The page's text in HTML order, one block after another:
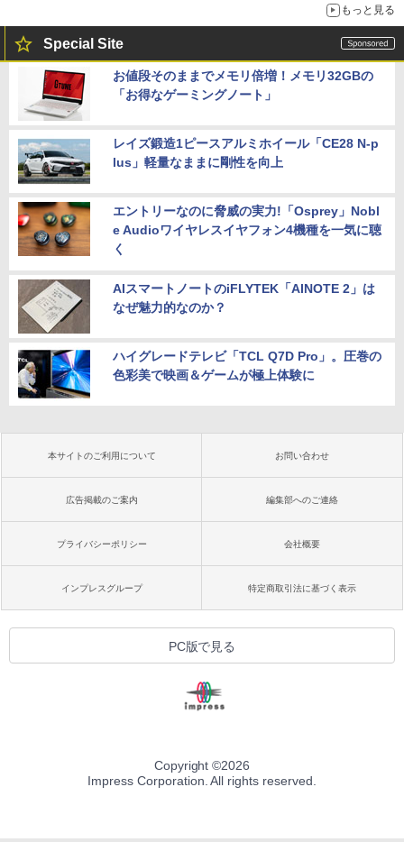
もっと見る
Special Site
お値段そのままでメモリ倍増！メモリ32GBの
「お得なゲーミングノート」
レイズ鍛造1ピースアルミホイール「CE28 N-p
lus」軽量なままに剛性を向上
エントリーなのに脅威の実力!「Osprey」Nobl
e Audioワイヤレスイヤフォン4機種を一気に聴
く
AIスマートノートのiFLYTEK「AINOTE 2」は
なぜ魅力的なのか？
ハイグレードテレビ「TCL Q7D Pro」。圧巻の
色彩美で映画＆ゲームが極上体験に
本サイトのご利用について お問い合わせ
広告掲載のご案内 編集部へのご連絡
プライバシーポリシー 会社概要
インプレスグループ 特定商取引法に基づく表示
PC版で見る
Copyright ©2026
Impress Corporation. All rights reserved.